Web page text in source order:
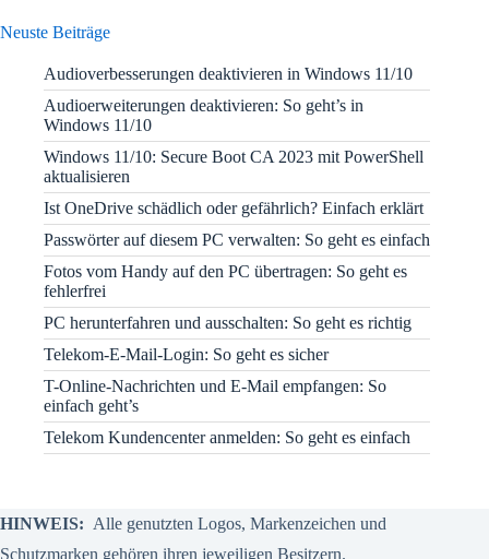
Neuste Beiträge
Audioverbesserungen deaktivieren in Windows 11/10
Audioerweiterungen deaktivieren: So geht’s in
Windows 11/10
Windows 11/10: Secure Boot CA 2023 mit PowerShell
aktualisieren
Ist OneDrive schädlich oder gefährlich? Einfach erklärt
Passwörter auf diesem PC verwalten: So geht es einfach
Fotos vom Handy auf den PC übertragen: So geht es
fehlerfrei
PC herunterfahren und ausschalten: So geht es richtig
Telekom-E-Mail-Login: So geht es sicher
T-Online-Nachrichten und E-Mail empfangen: So
einfach geht’s
Telekom Kundencenter anmelden: So geht es einfach
HINWEIS: Alle genutzten Logos, Markenzeichen und
Schutzmarken gehören ihren jeweiligen Besitzern.